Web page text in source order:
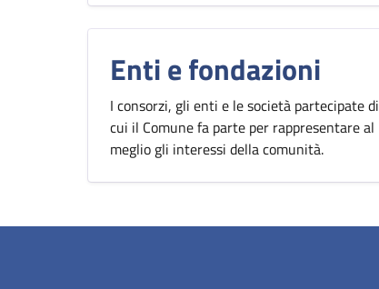
Enti e fondazioni
I consorzi, gli enti e le società partecipate di
cui il Comune fa parte per rappresentare al
meglio gli interessi della comunità.